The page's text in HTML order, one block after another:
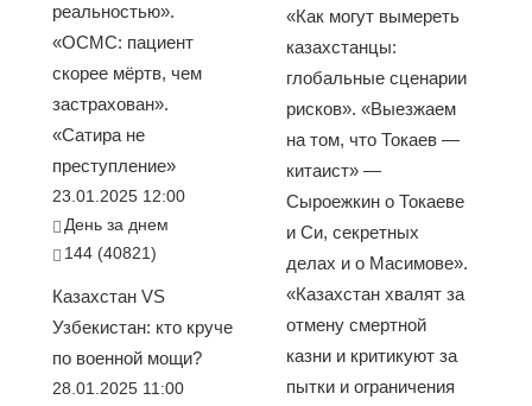
реальностью».
«ОСМС: пациент
скорее мёртв, чем
застрахован».
«Сатира не
преступление»
23.01.2025 12:00
День за днем
144 (40821)
Казахстан VS
Узбекистан: кто круче
по военной мощи?
28.01.2025 11:00
«Как могут вымереть
казахстанцы:
глобальные сценарии
рисков». «Выезжаем
на том, что Токаев —
китаист» —
Сыроежкин о Токаеве
и Си, секретных
делах и о Масимове».
«Казахстан хвалят за
отмену смертной
казни и критикуют за
пытки и ограничения